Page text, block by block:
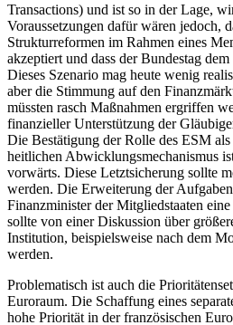
Transactions) und ist so in der Lage,
Voraussetzungen dafür wären jedoch,
Strukturreformen im Rahmen eines
akzeptiert und dass der Bundestag
Dieses Szenario mag heute wenig
aber die Stimmung auf den
müssten rasch Maß­nahmen ergriffen
finanzieller Unterstützung der
Die Bestätigung der Rolle des ESM
heitlichen Abwicklungsmechanismus
vorwärts. Diese Letztsicherung sollte
werden. Die Erweiterung der
Finanzminister der Mitgliedstaaten
sollte von einer Diskussion über
Insti­tution, beispielsweise nach dem
werden.
Problematisch ist auch die
Euroraum. Die Schaffung eines
hohe Priorität in der fran­zösischen